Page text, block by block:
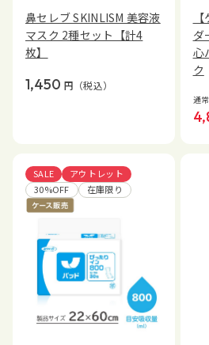
鼻セレブ SKINLISM 美容液
マスク 2種セット【計4
枚】
1,450 円 （税込）
ダ
心
ク
通
SALE
アウトレット
30%OFF
在庫限り